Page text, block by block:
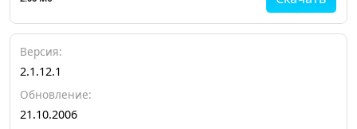
Версия:
2.1.12.1
Обновление:
21.10.2006